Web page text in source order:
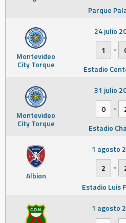
Parque
Montevideo
City Torque
24 julio
1
-
Estadio
Montevideo
City Torque
31 julio
0
-
Estadio
Albion
1 agosto
2
-
Estadio Luis
1 agosto